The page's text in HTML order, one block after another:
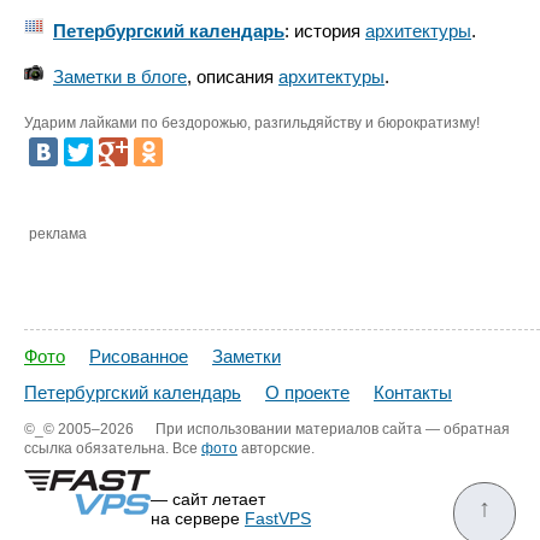
Петербургский календарь: история архитектуры.
Заметки в блоге, описания архитектуры.
Ударим лайками по бездорожью, разгильдяйству и бюрократизму!
реклама
Фото Рисованное
Заметки
Петербургский календарь
О проекте Контакты
©_© 2005–2026
При использовании материалов сайта — обратная
ссылка обязательна. Все фото авторские.
— сайт летает
на сервере FastVPS ↑